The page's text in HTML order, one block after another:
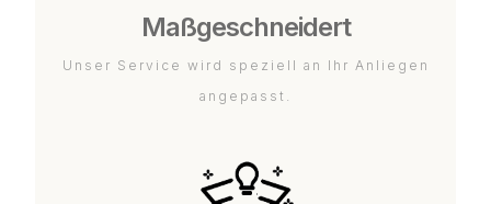
Maßgeschneidert
Unser Service wird speziell an Ihr Anliegen
angepasst.